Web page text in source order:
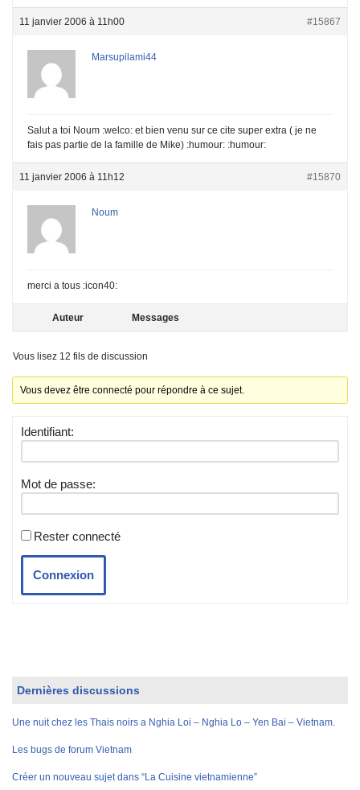
11 janvier 2006 à 11h00 #15867
Marsupilami44
Salut a toi Noum :welco: et bien venu sur ce cite super extra ( je ne
fais pas partie de la famille de Mike) :humour: :humour:
11 janvier 2006 à 11h12 #15870
Noum
merci a tous :icon40:
Auteur Messages
Vous lisez 12 fils de discussion
Vous devez être connecté pour répondre à ce sujet.
Identifiant:
Mot de passe:
Rester connecté
Connexion
Dernières discussions
Une nuit chez les Thais noirs a Nghia Loi – Nghia Lo – Yen Bai – Vietnam.
Les bugs de forum Vietnam
Créer un nouveau sujet dans “La Cuisine vietnamienne”